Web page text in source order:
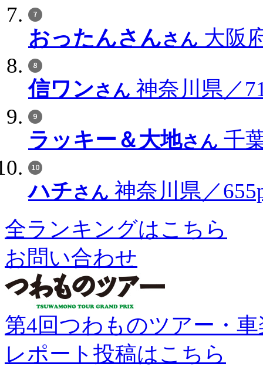
おったんさんさん 大阪
信ワンさん 神奈川県／
ラッキー＆大地さん 千
ハチさん 神奈川県／
全ランキングはこちら
お問い合わせ
第4回つわものツアー・
レポート投稿はこちら